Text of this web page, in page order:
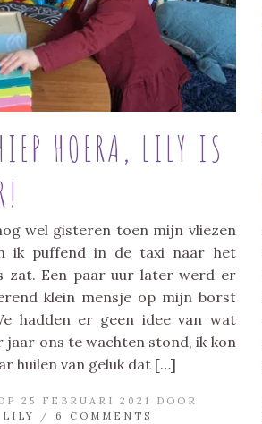
HOERA, LILY IS
wel gisteren toen mijn vliezen
ik puffend in de taxi naar het
zat. Een paar uur later werd er
klein mensje op mijn borst
hadden er geen idee van wat
jaar ons te wachten stond, ik kon
huilen van geluk dat […]
25 FEBRUARI 2021 DOOR
LILY / 6 COMMENTS